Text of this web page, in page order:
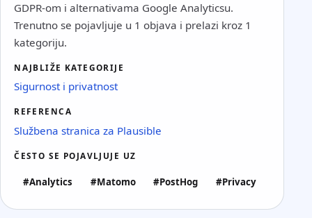
GDPR-om i alternativama Google Analyticsu.
Trenutno se pojavljuje u 1 objava i prelazi kroz 1
kategoriju.
NAJBLIŽE KATEGORIJE
Sigurnost i privatnost
REFERENCA
Službena stranica za Plausible
ČESTO SE POJAVLJUJE UZ
#Analytics #Matomo #PostHog #Privacy